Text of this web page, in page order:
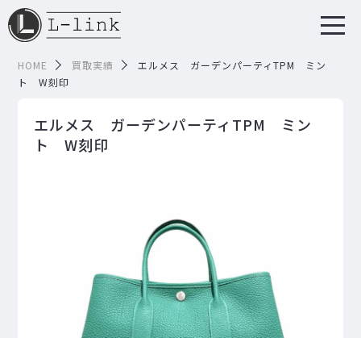
HOME 買取実績
エルメス ガーデンパーティTPM ミン
ト W刻印
エルメス ガーデンパーティTPM ミン
ト W刻印